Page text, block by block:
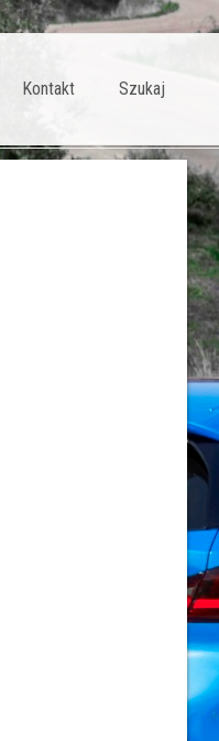
Kontakt Szukaj